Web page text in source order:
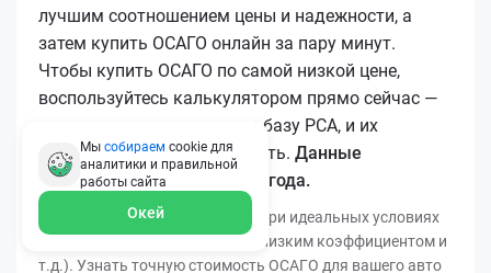
лучшим соотношением цены и надежности, а
затем купить ОСАГО онлайн за пару минут.
Чтобы купить ОСАГО по самой низкой цене,
воспользуйтесь калькулятором прямо сейчас —
все полисы загружаются в базу РСА, и их
подлинность легко проверить. Данные
актуальны для марта 2026 года.
*Минимальная цена получена при идеальных условиях
(безаварийный стаж, регион с низким коэффициентом и
т.д.). Узнать точную стоимость ОСАГО для вашего авто
Мы собираем cookie для
аналитики и правильной
работы сайта
Окей